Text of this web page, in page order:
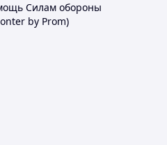
Силам обороны
by Prom)